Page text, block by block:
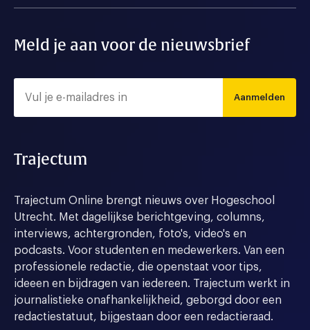
Meld je aan voor de nieuwsbrief
Aanmelden
Trajectum
Trajectum Online brengt nieuws over Hogeschool
Utrecht. Met dagelijkse berichtgeving, columns,
interviews, achtergronden, foto's, video's en
podcasts. Voor studenten en medewerkers. Van een
professionele redactie, die openstaat voor tips,
ideeen en bijdragen van iedereen. Trajectum werkt in
journalistieke onafhankelijkheid, geborgd door een
redactiestatuut, bijgestaan door een redactieraad.